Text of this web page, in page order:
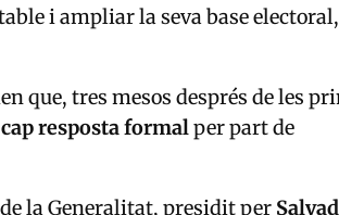
i ampliar la seva base electoral,
que, tres mesos després de les
resposta formalper part de
la Generalitat, presidit per